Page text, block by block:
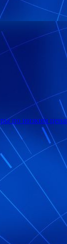
по низким